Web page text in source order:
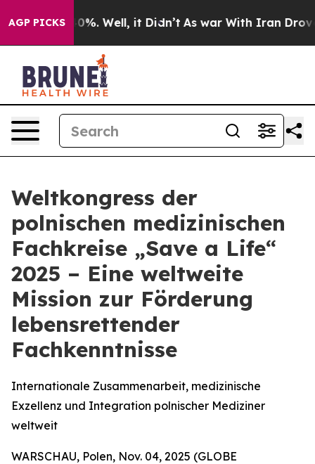
AGP PICKS40%. Well, it Didn’t As war With Iran Drove
Weltkongress der
polnischen medizinischen
Fachkreise „Save a Life“
2025 – Eine weltweite
Mission zur Förderung
lebensrettender
Fachkenntnisse
Internationale Zusammenarbeit, medizinische
Exzellenz und Integration polnischer Mediziner
weltweit
WARSCHAU, Polen, Nov. 04, 2025 (GLOBE